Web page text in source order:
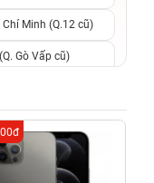
Minh (Q.12 cũ)
Gò Vấp cũ)
Tân Phú cũ)
(Q.9 TP. Thủ
Thọ, TP. Thủ